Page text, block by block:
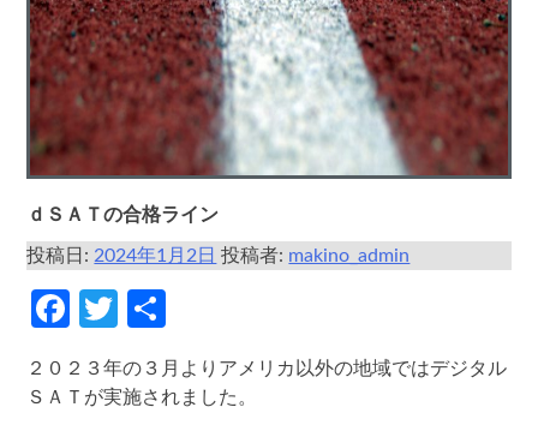
ｄＳＡＴの合格ライン
投稿日:2024年1月2日 投稿者: makino_admin
Facebook
Twitter
２０２３年の３月よりアメリカ以外の地域ではデジタル
ＳＡＴが実施されました。